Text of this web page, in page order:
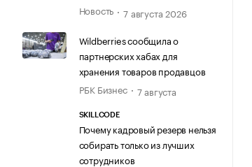
Новость
7 августа 2026
Wildberries сообщила о
партнерских хабах для
хранения товаров продавцов
РБК Бизнес
7 августа
SKILLCODE
Почему кадровый резерв нельзя
собирать только из лучших
сотрудников